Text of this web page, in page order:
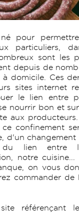
pour
particuliers,
sont les
depuis de
domicile. Ces
sites internet
le lien entre
nourrir bon et
aux
confinement
d'un changement
du lien entre
notre
on vous
commander de
référençant